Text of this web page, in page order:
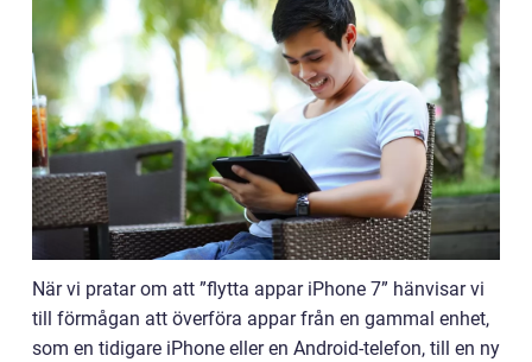
När vi pratar om att ”flytta appar iPhone 7” hänvisar vi
till förmågan att överföra appar från en gammal enhet,
som en tidigare iPhone eller en Android-telefon, till en ny